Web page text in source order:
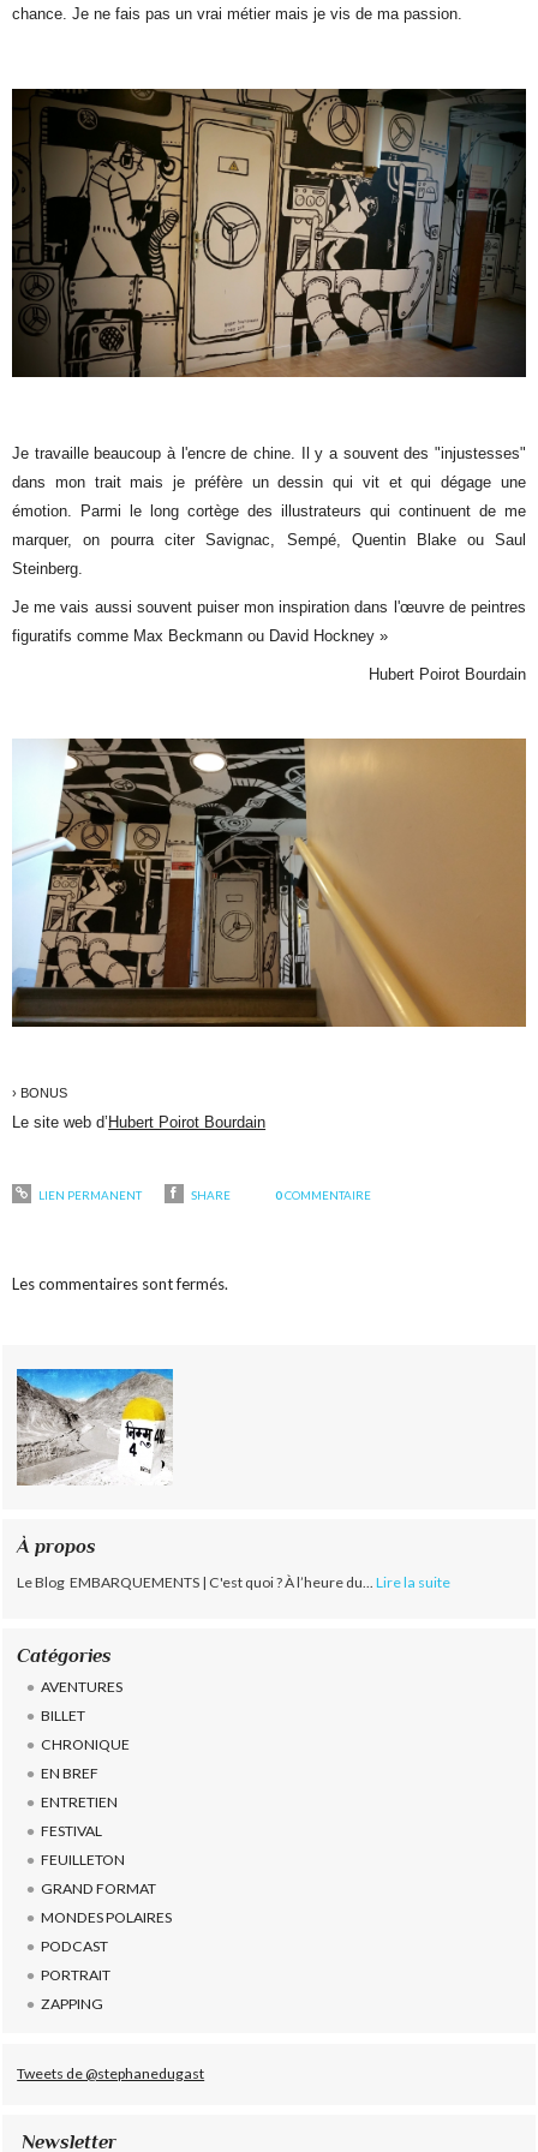
chance. Je ne fais pas un vrai métier mais je vis de ma passion.
Je travaille beaucoup à l'encre de chine. Il y a souvent des "injustesses"
dans mon trait mais je préfère un dessin qui vit et qui dégage une
émotion. Parmi le long cortège des illustrateurs qui continuent de me
marquer, on pourra citer Savignac, Sempé, Quentin Blake ou Saul
Steinberg.
Je me vais aussi souvent puiser mon inspiration dans l'œuvre de peintres
figuratifs comme Max Beckmann ou David Hockney »
Hubert Poirot Bourdain
› BONUS
Le site web d’Hubert Poirot Bourdain
LIEN PERMANENT SHARE 0 COMMENTAIRE
Les commentaires sont fermés.
À propos
Le Blog EMBARQUEMENTS | C'est quoi ? À l’heure du... Lire la suite
Catégories
AVENTURES
BILLET
CHRONIQUE
EN BREF
ENTRETIEN
FESTIVAL
FEUILLETON
GRAND FORMAT
MONDES POLAIRES
PODCAST
PORTRAIT
ZAPPING
Tweets de @stephanedugast
Newsletter